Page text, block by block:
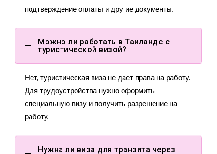
подтверждение оплаты и другие документы.
Можно ли работать в Таиланде с
туристической визой?
Нет, туристическая виза не дает права на работу.
Для трудоустройства нужно оформить
специальную визу и получить разрешение на
работу.
Нужна ли виза для транзита через